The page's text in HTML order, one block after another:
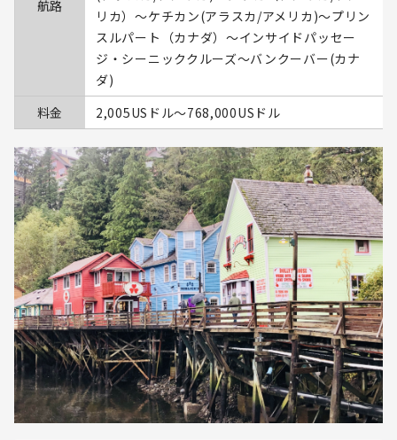
航路
リカ）～ケチカン(アラスカ/アメリカ)～プリン
スルパート（カナダ）～インサイドパッセー
ジ・シーニッククルーズ～バンクーバー(カナ
ダ)
料金
2,005USドル〜768,000USドル